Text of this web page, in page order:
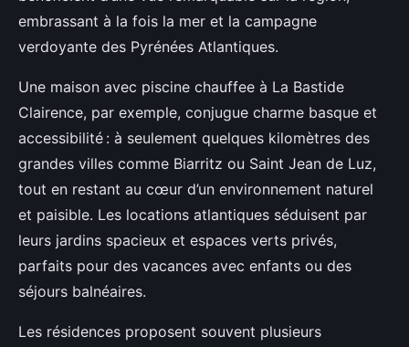
embrassant à la fois la mer et la campagne
verdoyante des Pyrénées Atlantiques.
Une maison avec piscine chauffee à La Bastide
Clairence, par exemple, conjugue charme basque et
accessibilité : à seulement quelques kilomètres des
grandes villes comme Biarritz ou Saint Jean de Luz,
tout en restant au cœur d’un environnement naturel
et paisible. Les locations atlantiques séduisent par
leurs jardins spacieux et espaces verts privés,
parfaits pour des vacances avec enfants ou des
séjours balnéaires.
Les résidences proposent souvent plusieurs